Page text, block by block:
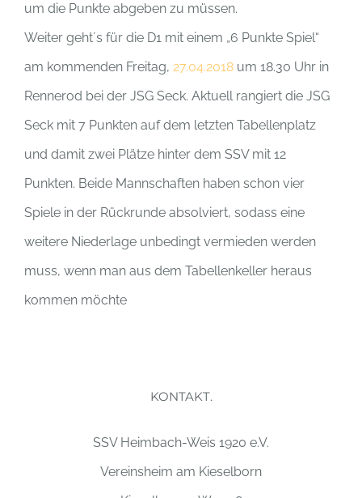
um die Punkte abgeben zu müssen.
Weiter geht´s für die D1 mit einem „6 Punkte Spiel“
am kommenden Freitag, 27.04.2018 um 18.30 Uhr in
Rennerod bei der JSG Seck. Aktuell rangiert die JSG
Seck mit 7 Punkten auf dem letzten Tabellenplatz
und damit zwei Plätze hinter dem SSV mit 12
Punkten. Beide Mannschaften haben schon vier
Spiele in der Rückrunde absolviert, sodass eine
weitere Niederlage unbedingt vermieden werden
muss, wenn man aus dem Tabellenkeller heraus
kommen möchte
KONTAKT.
SSV Heimbach-Weis 1920 e.V.
Vereinsheim am Kieselborn